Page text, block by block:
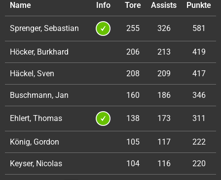
Name Info Tore Assists Punkte
Sprenger, Sebastian 255 326 581
Höcker, Burkhard 206 213 419
Häckel, Sven 208 209 417
Buschmann, Jan 160 186 346
Ehlert, Thomas 138 173 311
König, Gordon 105 117 222
Keyser, Nicolas 104 116 220